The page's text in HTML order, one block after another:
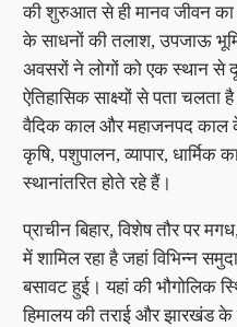
की शुरुआत से ही मानव जीवन का
के साधनों की तलाश, उपजाऊ
अवसरों ने लोगों को एक स्थान से
ऐतिहासिक साक्ष्यों से पता चलता
वैदिक काल और महाजनपद काल
कृषि, पशुपालन, व्यापार,
स्थानांतरित होते रहे हैं।
प्राचीन बिहार, विशेष तौर पर
में शामिल रहा है जहां विभिन्न
बसावट हुई। यहां की भौगोलिक
हिमालय की तराई और झारखंड